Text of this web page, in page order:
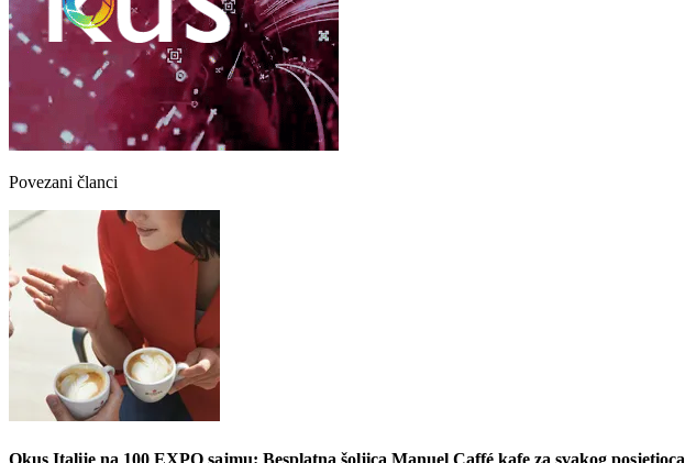
Povezani članci
Okus Italije na 100 EXPO sajmu: Besplatna šoljica Manuel Caffé kafe za svakog posjetioca